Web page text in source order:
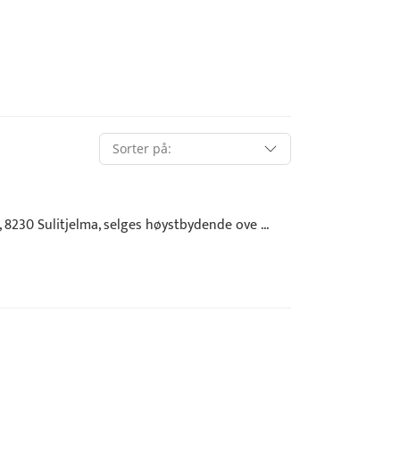
Sulitjelma, selges høystbydende ove ...